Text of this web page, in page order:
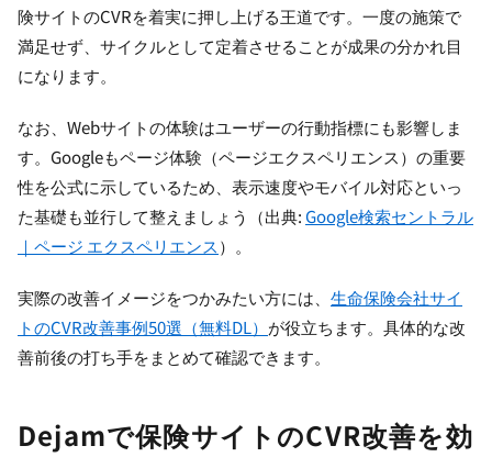
険サイトのCVRを着実に押し上げる王道です。一度の施策で
満足せず、サイクルとして定着させることが成果の分かれ目
になります。
なお、Webサイトの体験はユーザーの行動指標にも影響しま
す。Googleもページ体験（ページエクスペリエンス）の重要
性を公式に示しているため、表示速度やモバイル対応といっ
た基礎も並行して整えましょう（出典:Google検索セントラル
｜ページ エクスペリエンス）。
実際の改善イメージをつかみたい方には、 生命保険会社サイ
トのCVR改善事例50選（無料DL） が役立ちます。具体的な改
善前後の打ち手をまとめて確認できます。
Dejamで保険サイトのCVR改善を効